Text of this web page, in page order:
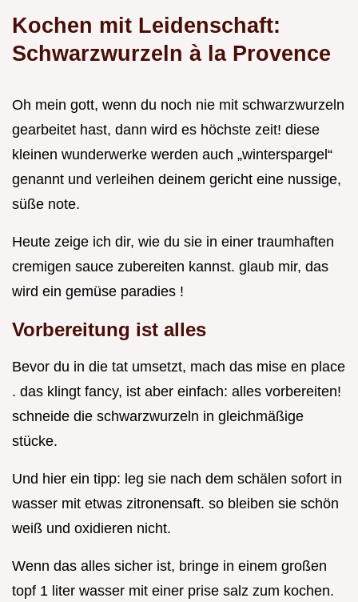
Kochen mit Leidenschaft:
Schwarzwurzeln à la Provence
Oh mein gott, wenn du noch nie mit schwarzwurzeln
gearbeitet hast, dann wird es höchste zeit! diese
kleinen wunderwerke werden auch „winterspargel“
genannt und verleihen deinem gericht eine nussige,
süße note.
Heute zeige ich dir, wie du sie in einer traumhaften
cremigen sauce zubereiten kannst. glaub mir, das
wird ein gemüse paradies !
Vorbereitung ist alles
Bevor du in die tat umsetzt, mach das mise en place
. das klingt fancy, ist aber einfach: alles vorbereiten!
schneide die schwarzwurzeln in gleichmäßige
stücke.
Und hier ein tipp: leg sie nach dem schälen sofort in
wasser mit etwas zitronensaft. so bleiben sie schön
weiß und oxidieren nicht.
Wenn das alles sicher ist, bringe in einem großen
topf 1 liter wasser mit einer prise salz zum kochen.